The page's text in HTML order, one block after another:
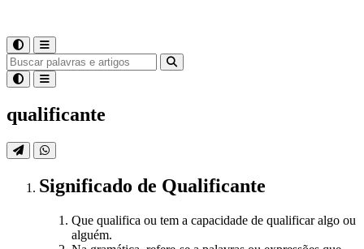
qualificante
Significado de Qualificante
Que qualifica ou tem a capacidade de qualificar algo ou
alguém.